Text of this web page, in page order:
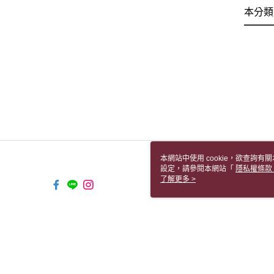
本分
本網站中使用 cookie，欲查詢有
設定，請參閱本網站「 隱私權條款
使用 cookie。
了解更多 >